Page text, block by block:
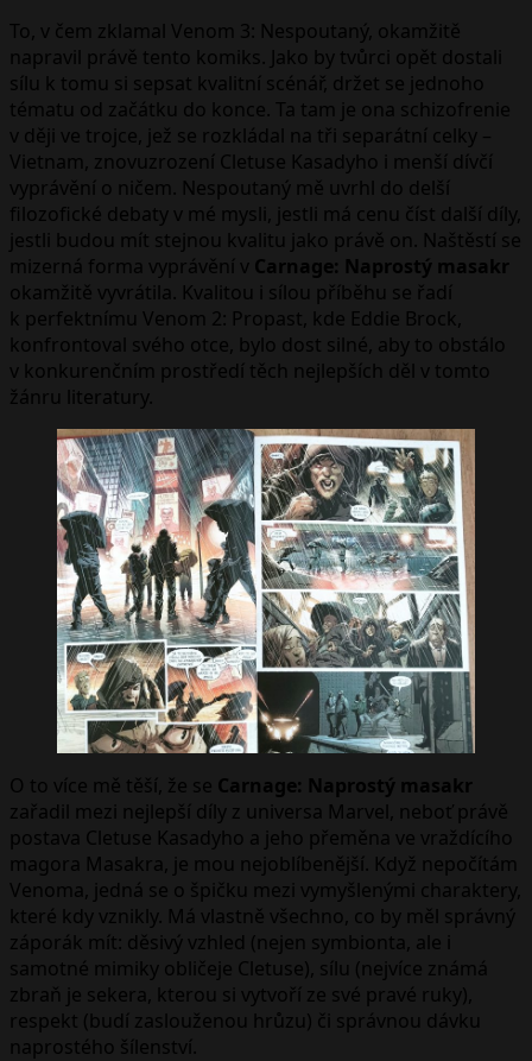
To, v čem zklamal Venom 3: Nespoutaný, okamžitě
napravil právě tento komiks. Jako by tvůrci opět dostali
sílu k tomu si sepsat kvalitní scénář, držet se jednoho
tématu od začátku do konce. Ta tam je ona schizofrenie
v ději ve trojce, jež se rozkládal na tři separátní celky –
Vietnam, znovuzrození Cletuse Kasadyho i menší dívčí
vyprávění o ničem. Nespoutaný mě uvrhl do delší
filozofické debaty v mé mysli, jestli má cenu číst další díly,
jestli budou mít stejnou kvalitu jako právě on. Naštěstí se
mizerná forma vyprávění v Carnage: Naprostý masakr
okamžitě vyvrátila. Kvalitou i sílou příběhu se řadí
k perfektnímu Venom 2: Propast, kde Eddie Brock,
konfrontoval svého otce, bylo dost silné, aby to obstálo
v konkurenčním prostředí těch nejlepších děl v tomto
žánru literatury.
O to více mě těší, že se Carnage: Naprostý masakr
zařadil mezi nejlepší díly z universa Marvel, neboť právě
postava Cletuse Kasadyho a jeho přeměna ve vraždícího
magora Masakra, je mou nejoblíbenější. Když nepočítám
Venoma, jedná se o špičku mezi vymyšlenými charaktery,
které kdy vznikly. Má vlastně všechno, co by měl správný
záporák mít: děsivý vzhled (nejen symbionta, ale i
samotné mimiky obličeje Cletuse), sílu (nejvíce známá
zbraň je sekera, kterou si vytvoří ze své pravé ruky),
respekt (budí zaslouženou hrůzu) či správnou dávku
naprostého šílenství.